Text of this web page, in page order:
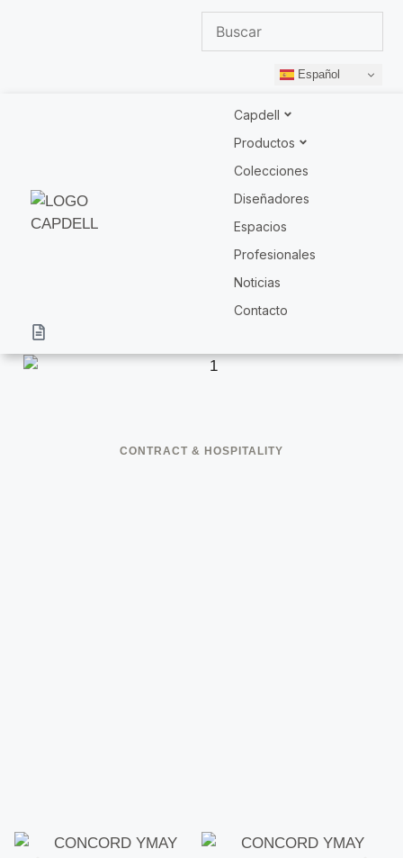
Español
Capdell
Productos
Colecciones
Diseñadores
Espacios
Profesionales
Noticias
Contacto
CONTRACT & HOSPITALITY